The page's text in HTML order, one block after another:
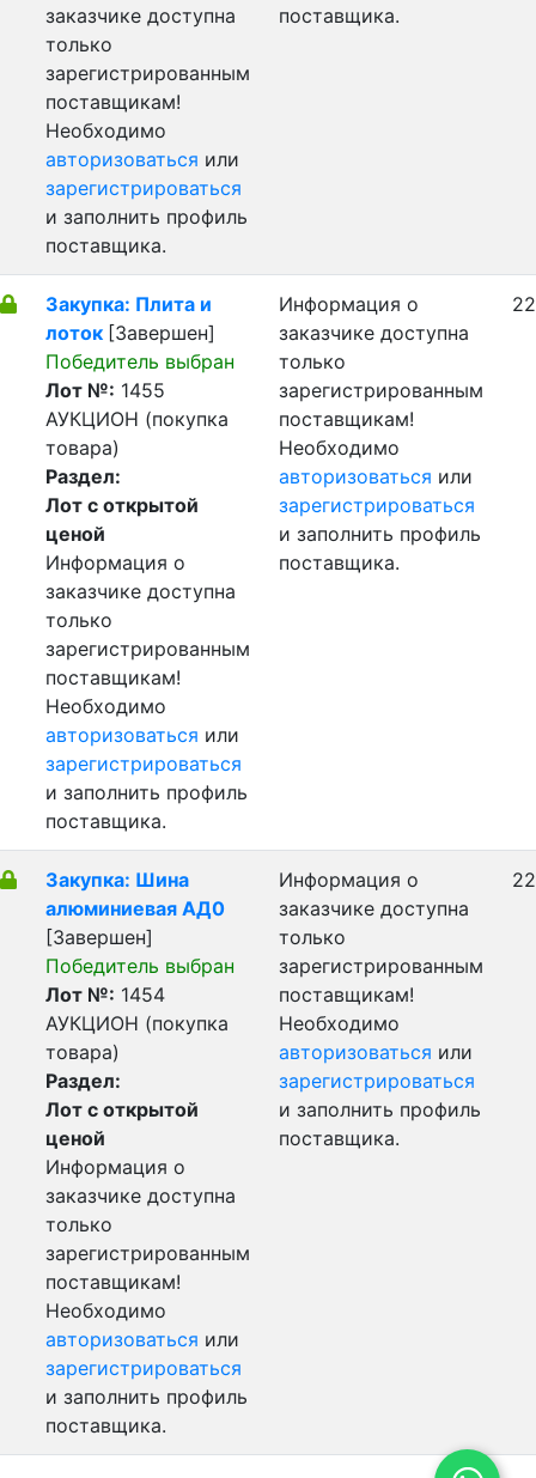
заказчике доступна
только
зарегистрированным
поставщикам!
Необходимо
авторизоваться или
зарегистрироваться
и заполнить профиль
поставщика.
поставщика.
Закупка: Плита и
лоток [Завершен]
Победитель выбран
Лот №: 1455
АУКЦИОН (покупка
товара)
Раздел:
Лот с открытой
ценой
Информация о
заказчике доступна
только
зарегистрированным
поставщикам!
Необходимо
авторизоваться или
зарегистрироваться
и заполнить профиль
поставщика.
Информация о
заказчике доступна
только
зарегистрированным
поставщикам!
Необходимо
авторизоваться или
зарегистрироваться
и заполнить профиль
поставщика.
Закупка: Шина
алюминиевая АД0
[Завершен]
Победитель выбран
Лот №: 1454
АУКЦИОН (покупка
товара)
Раздел:
Лот с открытой
ценой
Информация о
заказчике доступна
только
зарегистрированным
поставщикам!
Необходимо
авторизоваться или
зарегистрироваться
и заполнить профиль
поставщика.
Информация о
заказчике доступна
только
зарегистрированным
поставщикам!
Необходимо
авторизоваться или
зарегистрироваться
и заполнить профиль
поставщика.